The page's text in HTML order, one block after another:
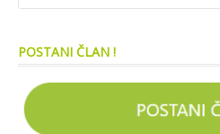
POSTANI ČLAN !